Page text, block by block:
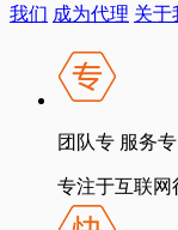
我们 成为代理 关于
团队专 服务专
专注于互联网